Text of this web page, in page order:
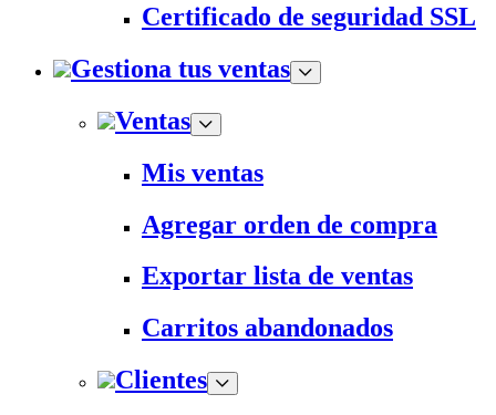
Certificado de seguridad SSL
Gestiona tus ventas
Ventas
Mis ventas
Agregar orden de compra
Exportar lista de ventas
Carritos abandonados
Clientes